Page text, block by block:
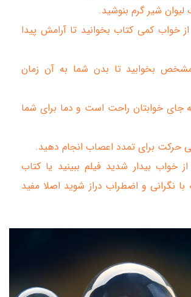
شیر گرم بنوشید.
خواب کمی کتاب بخوانید تا آرامش پیدا
بخوابید تا بدن شما به آن زمان
جای خوابتان راحت است و دما برای شما
حرکت برای تمدد اعصاب انجام دهید.
خواب بیدار شدید فیلم ببینید یا کتاب
با نگرانی و اضطراب دراز شوید اصلا مفید